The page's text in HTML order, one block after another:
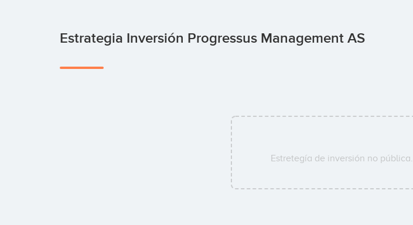
Estrategia Inversión Progressus Management AS
Estretegía de inversión no pública.